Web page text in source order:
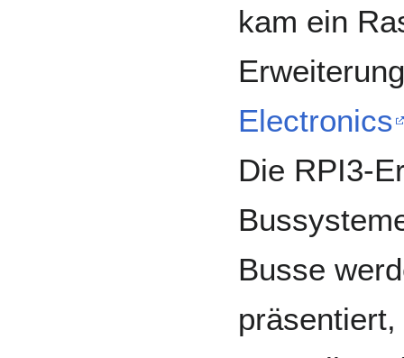
kam ein
Electronics
Die RPI3-
Busse